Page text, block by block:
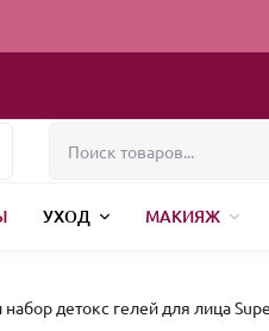
УХОД МАКИЯЖ
детокс гелей для лица